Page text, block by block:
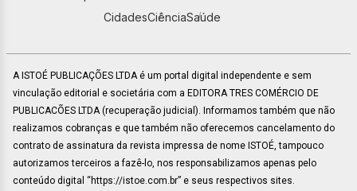
CidadesCiênciaSaúde
A ISTOÉ PUBLICAÇÕES LTDA é um portal digital independente e sem
vinculação editorial e societária com a EDITORA TRES COMÉRCIO DE
PUBLICACÕES LTDA (recuperação judicial). Informamos também que não
realizamos cobranças e que também não oferecemos cancelamento do
contrato de assinatura da revista impressa de nome ISTOÉ, tampouco
autorizamos terceiros a fazê-lo, nos responsabilizamos apenas pelo
conteúdo digital “https://istoe.com.br” e seus respectivos sites.